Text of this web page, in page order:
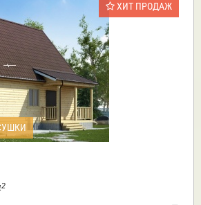
ХИТ ПРОДАЖ
2